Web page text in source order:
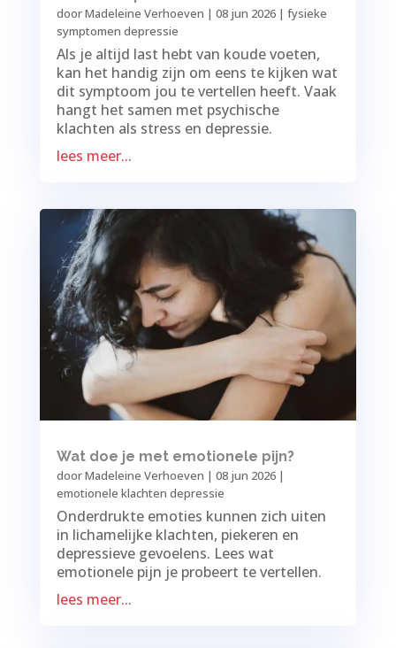
doorMadeleine Verhoeven | 08 jun 2026| fysieke
symptomen depressie
Als je altijd last hebt van koude voeten,
kan het handig zijn om eens te kijken wat
dit symptoom jou te vertellen heeft. Vaak
hangt het samen met psychische
klachten als stress en depressie.
lees meer...
Wat doe je met emotionele pijn?
doorMadeleine Verhoeven | 08 jun 2026|
emotionele klachten depressie
Onderdrukte emoties kunnen zich uiten
in lichamelijke klachten, piekeren en
depressieve gevoelens. Lees wat
emotionele pijn je probeert te vertellen.
lees meer...